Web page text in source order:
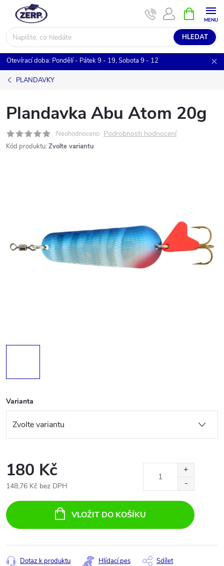
obsah
HLEDAT
NÁKUPNÍ
KOŠÍK
Otevírací doba: Pondělí - Pátek 9 - 19, Sobota 9 - 12
PLANDAVKY
Plandavka Abu Atom 20g
Neohodnoceno Podrobnosti hodnocení
Kód produktu: Zvolte variantu
Varianta
180 Kč
148,76 Kč bez DPH
cena:
VLOŽIT DO KOŠÍKU
Dotaz k produktu Hlídací pes Sdílet